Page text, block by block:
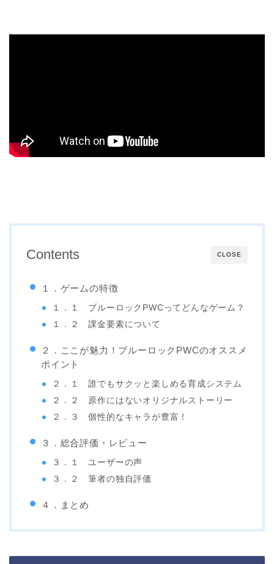
CLOSE
Contents
１．ゲームの特徴
１．１ ブルーロックPWCってどんなゲーム？
１．２ 課金要素について
２．ここが魅力！ブルーロックPWCのオススメ
ポイント
２．１ 誰でもサクッと楽しめる育成システム
２．２ 原作にはないオリジナルストーリー
２．３ 個性的なキャラが豊富！
３．総合評価・レビュー
３．１ ユーザーの声
３．２ 筆者の独自評価
４．まとめ